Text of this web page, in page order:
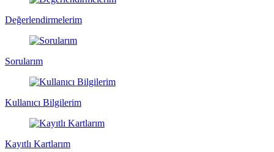
Değerlendirmelerim
Sorularım
Kullanıcı Bilgilerim
Kayıtlı Kartlarım